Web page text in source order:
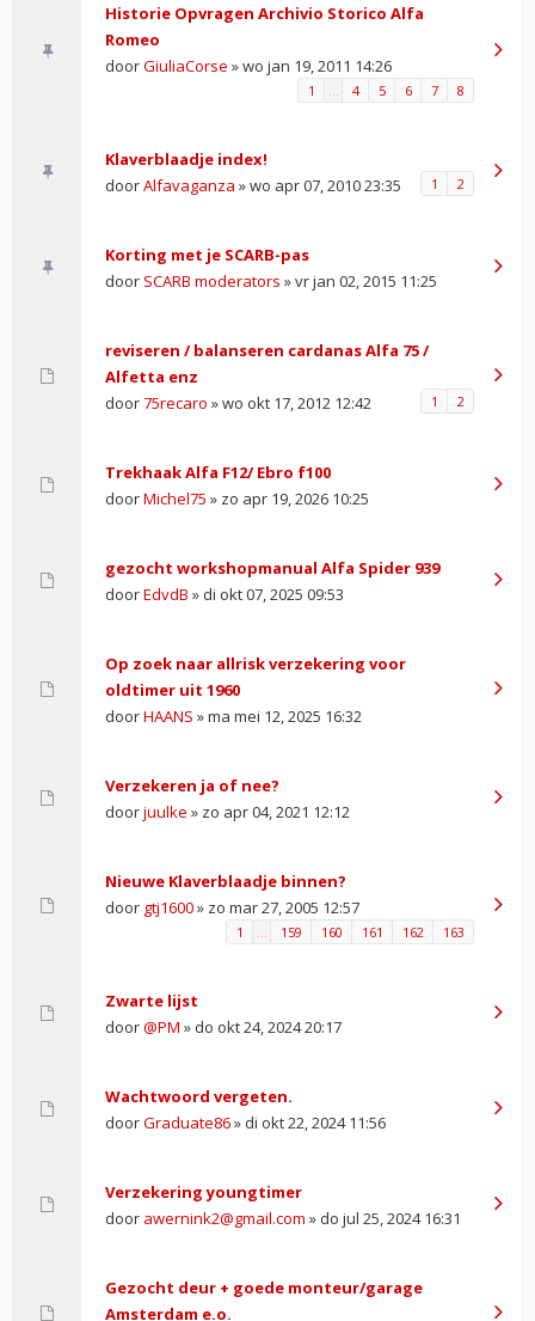
Historie Opvragen Archivio Storico Alfa
Romeo
doorGiuliaCorse » wo jan 19, 2011 14:26
1 4 5 6 7 8
Klaverblaadje index!
doorAlfavaganza » wo apr 07, 2010 23:35 1 2
Korting met je SCARB-pas
door SCARB moderators » vr jan 02, 2015 11:25
reviseren / balanseren cardanas Alfa 75 /
Alfetta enz
door75recaro » wo okt 17, 2012 12:42 1 2
Trekhaak Alfa F12/ Ebro f100
doorMichel75 » zo apr 19, 2026 10:25
gezocht workshopmanual Alfa Spider 939
doorEdvdB » di okt 07, 2025 09:53
Op zoek naar allrisk verzekering voor
oldtimer uit 1960
doorHAANS » ma mei 12, 2025 16:32
Verzekeren ja of nee?
doorjuulke » zo apr 04, 2021 12:12
Nieuwe Klaverblaadje binnen?
door gtj1600» zo mar 27, 2005 12:57
1 159 160 161 162 163
Zwarte lijst
door@PM » do okt 24, 2024 20:17
Wachtwoord vergeten.
doorGraduate86» di okt 22, 2024 11:56
Verzekering youngtimer
door awernink2@gmail.com » do jul 25, 2024 16:31
Gezocht deur + goede monteur/garage
Amsterdam e.o.